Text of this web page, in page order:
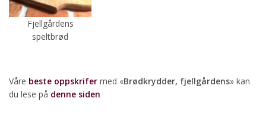
Fjellgårdens
speltbrød
Våre beste oppskrifer med «Brødkrydder, fjellgårdens» kan
du lese på denne siden